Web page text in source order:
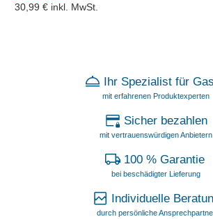
30,99 € inkl. MwSt.
Ihr Spezialist für
mit erfahrenen Produktexperten
Sicher bezahlen
mit vertrauenswürdigen Anbietern
100 % Garantie
bei beschädigter Lieferung
Individuelle
durch persönliche